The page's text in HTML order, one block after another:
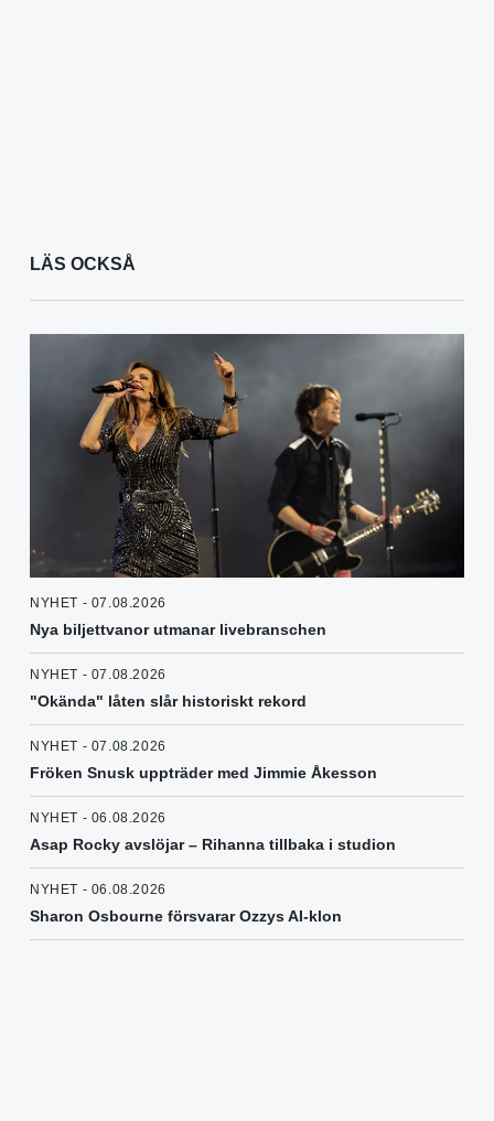
LÄS OCKSÅ
NYHET - 07.08.2026
Nya biljettvanor utmanar livebranschen
NYHET - 07.08.2026
"Okända" låten slår historiskt rekord
NYHET - 07.08.2026
Fröken Snusk uppträder med Jimmie Åkesson
NYHET - 06.08.2026
Asap Rocky avslöjar – Rihanna tillbaka i studion
NYHET - 06.08.2026
Sharon Osbourne försvarar Ozzys AI-klon